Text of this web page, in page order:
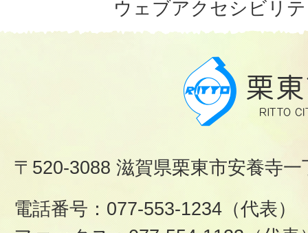
ウェブアクセシビリ
〒520-3088 滋賀県栗東市安養寺
電話番号：077-553-1234（代表）